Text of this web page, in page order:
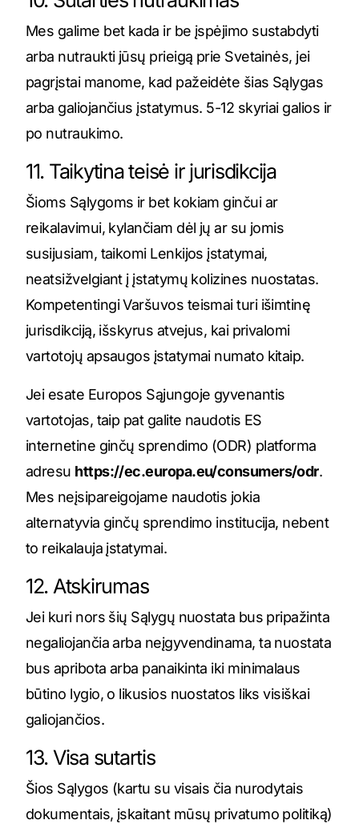
Mes galime bet kada ir be įspėjimo sustabdyti
arba nutraukti jūsų prieigą prie Svetainės, jei
pagrįstai manome, kad pažeidėte šias Sąlygas
arba galiojančius įstatymus. 5-12 skyriai galios ir
po nutraukimo.
11. Taikytina teisė ir jurisdikcija
Šioms Sąlygoms ir bet kokiam ginčui ar
reikalavimui, kylančiam dėl jų ar su jomis
susijusiam, taikomi Lenkijos įstatymai,
neatsižvelgiant į įstatymų kolizines nuostatas.
Kompetentingi Varšuvos teismai turi išimtinę
jurisdikciją, išskyrus atvejus, kai privalomi
vartotojų apsaugos įstatymai numato kitaip.
Jei esate Europos Sąjungoje gyvenantis
vartotojas, taip pat galite naudotis ES
internetine ginčų sprendimo (ODR) platforma
adresu https://ec.europa.eu/consumers/odr.
Mes neįsipareigojame naudotis jokia
alternatyvia ginčų sprendimo institucija, nebent
to reikalauja įstatymai.
12. Atskirumas
Jei kuri nors šių Sąlygų nuostata bus pripažinta
negaliojančia arba neįgyvendinama, ta nuostata
bus apribota arba panaikinta iki minimalaus
būtino lygio, o likusios nuostatos liks visiškai
galiojančios.
13. Visa sutartis
Šios Sąlygos (kartu su visais čia nurodytais
dokumentais, įskaitant mūsų privatumo politiką)